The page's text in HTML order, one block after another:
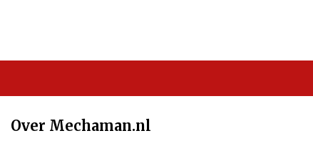
Over Mechaman.nl